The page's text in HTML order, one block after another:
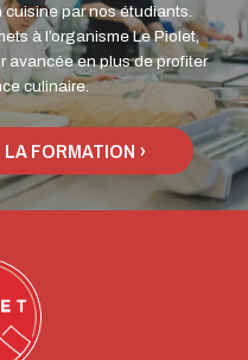
par nos étudiants.
à l’organisme Le Piolet,
avancée en plus de profiter
culinaire.
FORMATION ›